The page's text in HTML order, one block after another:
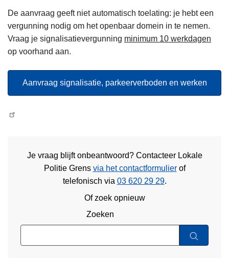
De aanvraag geeft niet automatisch toelating: je hebt een
vergunning nodig om het openbaar domein in te nemen.
Vraag je signalisatievergunning minimum 10 werkdagen
op voorhand aan.
Aanvraag signalisatie, parkeerverboden en werken
Je vraag blijft onbeantwoord? Contacteer Lokale
Politie Grens via het contactformulierof
telefonisch via 03 620 29 29.
Of zoek opnieuw
Zoeken